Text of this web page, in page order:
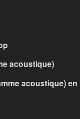
acoustique)
acoustique) en